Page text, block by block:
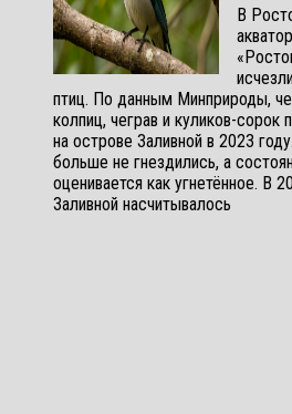
В
птиц. По данным Минприроды,
колпиц, чеграв и куликов-сорок
на острове Заливной в 2023
больше не гнездились, а
оценивается как угнетённое. В
Заливной насчитывалось